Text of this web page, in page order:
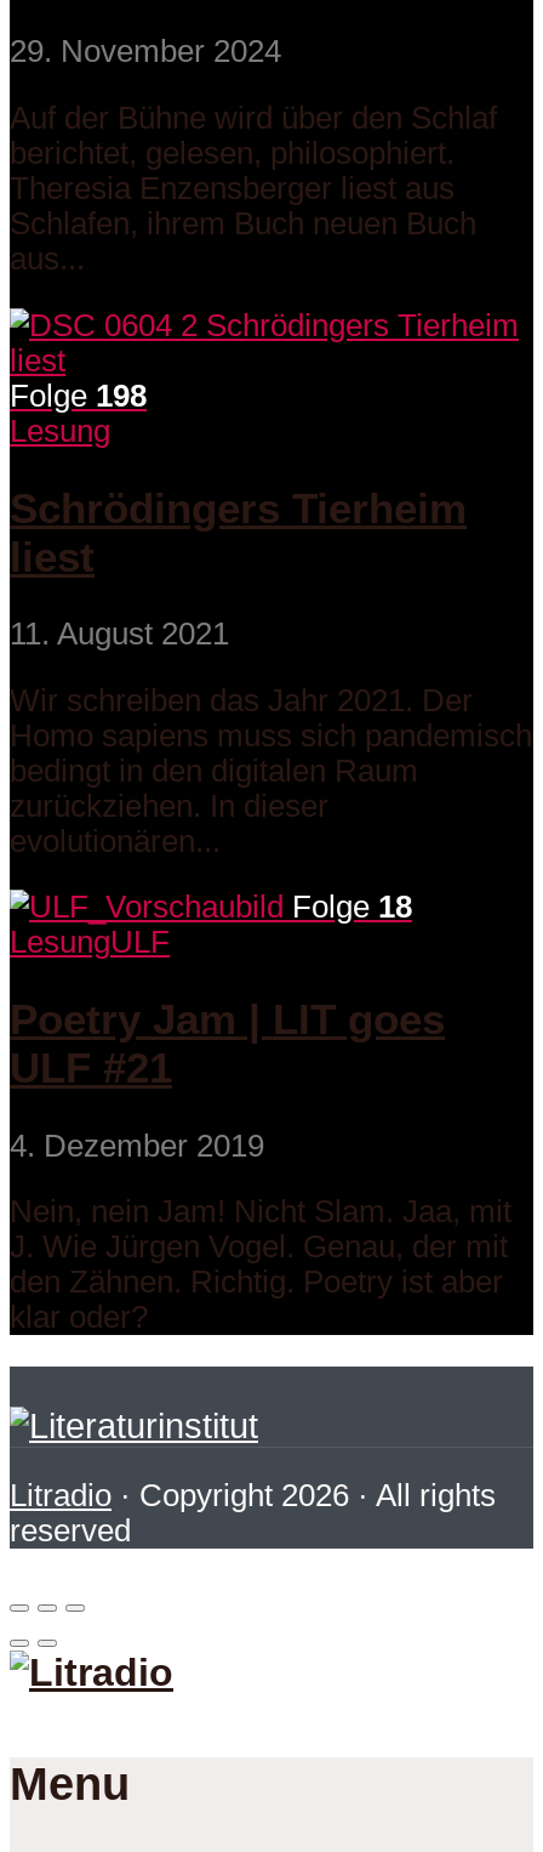
29. November 2024
Auf der Bühne wird über den Schlaf
berichtet, gelesen, philosophiert.
Theresia Enzensberger liest aus
Schlafen, ihrem Buch neuen Buch
aus...
Folge 198
Lesung
Schrödingers Tierheim
liest
11. August 2021
Wir schreiben das Jahr 2021. Der
Homo sapiens muss sich pandemisch
bedingt in den digitalen Raum
zurückziehen. In dieser
evolutionären...
Folge 18
LesungULF
Poetry Jam | LIT goes
ULF #21
4. Dezember 2019
Nein, nein Jam! Nicht Slam. Jaa, mit
J. Wie Jürgen Vogel. Genau, der mit
den Zähnen. Richtig. Poetry ist aber
klar oder?
Litradio · Copyright 2026 · All rights
reserved
Menu